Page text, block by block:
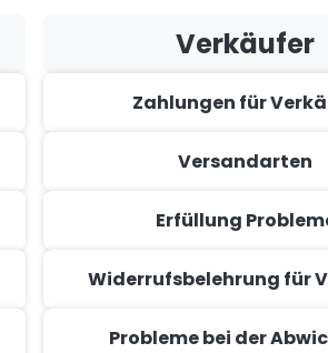
Verkäufer
Zahlungen für
Versandarten
Erfüllung
Widerrufsbelehrung für
Probleme bei der